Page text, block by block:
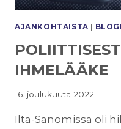
AJANKOHTAISTA | BLOGI
IHMELÄÄKE
16. joulukuuta 2022
Ilta-Sanomissa oli